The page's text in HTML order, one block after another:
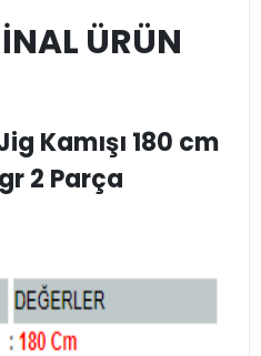
ÜRÜN
Kamışı 180 cm
2 Parça